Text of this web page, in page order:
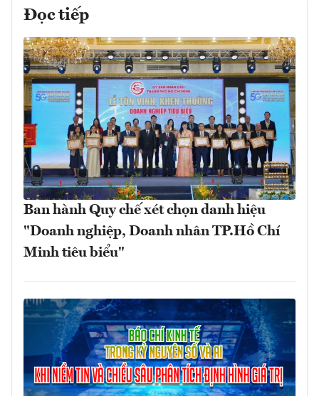
Đọc tiếp
Ban hành Quy chế xét chọn danh hiệu
"Doanh nghiệp, Doanh nhân TP.Hồ Chí
Minh tiêu biểu"